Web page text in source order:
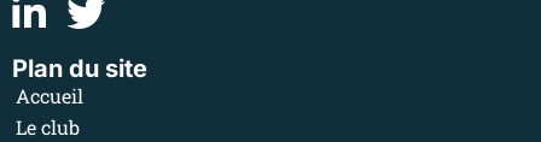
Plan du site
Accueil
Le club